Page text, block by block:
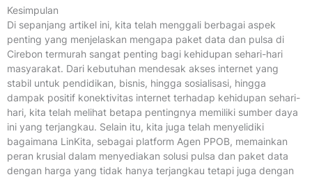
Kesimpulan
Di sepanjang artikel ini, kita telah menggali berbagai aspek
penting yang menjelaskan mengapa paket data dan pulsa di
Cirebon termurah sangat penting bagi kehidupan sehari-hari
masyarakat. Dari kebutuhan mendesak akses internet yang
stabil untuk pendidikan, bisnis, hingga sosialisasi, hingga
dampak positif konektivitas internet terhadap kehidupan sehari-
hari, kita telah melihat betapa pentingnya memiliki sumber daya
ini yang terjangkau. Selain itu, kita juga telah menyelidiki
bagaimana LinKita, sebagai platform Agen PPOB, memainkan
peran krusial dalam menyediakan solusi pulsa dan paket data
dengan harga yang tidak hanya terjangkau tetapi juga dengan